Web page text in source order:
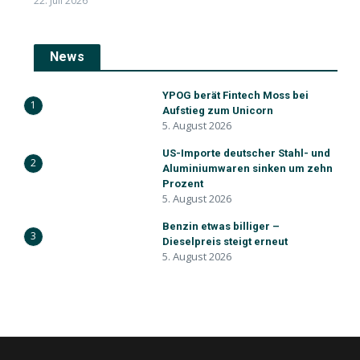
News
1
YPOG berät Fintech Moss bei
Aufstieg zum Unicorn
5. August 2026
2
US-Importe deutscher Stahl- und
Aluminiumwaren sinken um zehn
Prozent
5. August 2026
3
Benzin etwas billiger –
Dieselpreis steigt erneut
5. August 2026